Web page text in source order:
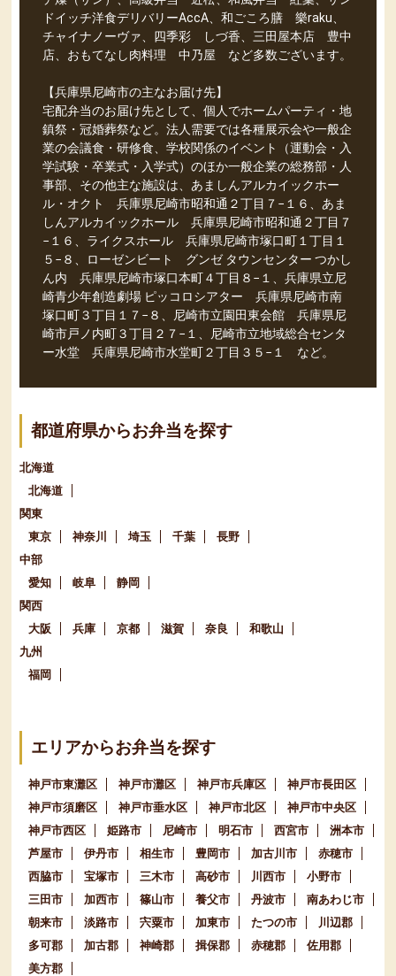
ドイッチ洋食デリバリーAccA、和ごころ膳 樂raku、
チャイナノーヴァ、四季彩 しづ香、三田屋本店 豊中
店、おもてなし肉料理 中乃屋 など多数ございます。
【兵庫県尼崎市の主なお届け先】
宅配弁当のお届け先として、個人でホームパーティ・地
鎮祭・冠婚葬祭など。法人需要では各種展示会や一般企
業の会議食・研修食、学校関係のイベント（運動会・入
学試験・卒業式・入学式）のほか一般企業の総務部・人
事部、その他主な施設は、あましんアルカイックホー
ル・オクト 兵庫県尼崎市昭和通２丁目７−１６、あま
しんアルカイックホール 兵庫県尼崎市昭和通２丁目７
−１６、ライクスホール 兵庫県尼崎市塚口町１丁目１
５−８、ローゼンビート グンゼ タウンセンター つかし
ん内 兵庫県尼崎市塚口本町４丁目８−１、兵庫県立尼
崎青少年創造劇場 ピッコロシアター 兵庫県尼崎市南
塚口町３丁目１７−８、尼崎市立園田東会館 兵庫県尼
崎市戸ノ内町３丁目２７−１、尼崎市立地域総合センタ
ー水堂 兵庫県尼崎市水堂町２丁目３５−１ など。
都道府県からお弁当を探す
北海道
北海道
関東
東京
神奈川 埼玉 千葉
長野
中部
愛知
岐阜
静岡
関西
大阪
兵庫 京都 滋賀 奈良
和歌山
九州
福岡
エリアからお弁当を探す
神戸市東灘区 神戸市灘区 神戸市兵庫区
神戸市長田区
神戸市須磨区
神戸市垂水区 神戸市北区
神戸市中央区
神戸市西区
姫路市 尼崎市 明石市 西宮市
洲本市
芦屋市
伊丹市 相生市 豊岡市 加古川市
赤穂市
西脇市
宝塚市 三木市 高砂市 川西市
小野市
三田市
加西市 篠山市 養父市 丹波市
南あわじ市
朝来市
淡路市 宍粟市 加東市 たつの市
川辺郡
多可郡
加古郡 神崎郡 揖保郡 赤穂郡
佐用郡
美方郡